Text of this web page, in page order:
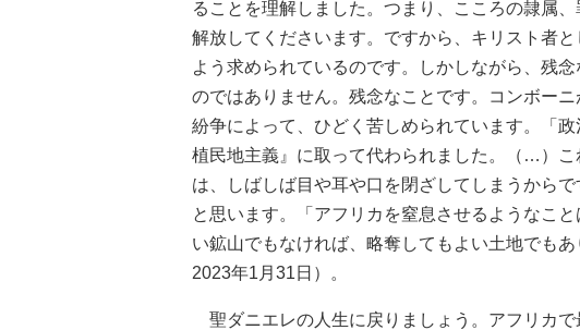
ることを理解しました。つまり、こころの隷属
解放してくださいます。ですから、キリスト者
よう求められているのです。しかしながら、残
のではありません。残念なことです。コンボー
紛争によって、ひどく苦しめられています。「
植民地主義』に取って代わられました。（…）
は、しばしば目や耳や口を閉ざしてしまうから
と思います。「アフリカを窒息させるようなこ
い鉱山でもなければ、略奪してもよい土地でも
2023年1月31日）。
聖ダニエレの人生に戻りましょう。アフリカ